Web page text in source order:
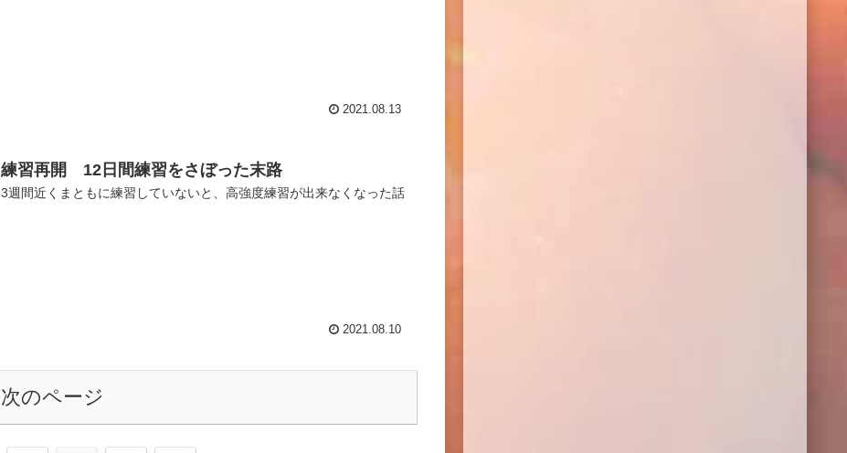
2021.08.13
練習再開 12日間練習をさぼった末路
3週間近くまともに練習していないと、高強度練習が出来なくなった話
2021.08.10
次のページ